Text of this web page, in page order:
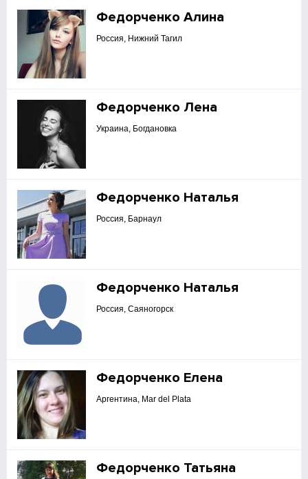
Федорченко Алина
Россия, Нижний Тагил
Федорченко Лена
Украина, Богдановка
Федорченко Наталья
Россия, Барнаул
Федорченко Наталья
Россия, Саяногорск
Федорченко Елена
Аргентина, Mar del Plata
Федорченко Татьяна